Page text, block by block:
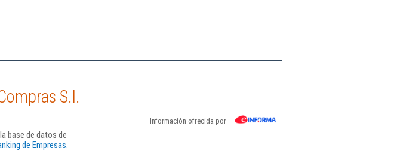
S.l.
Información ofrecida por
base de datos de
de Empresas.